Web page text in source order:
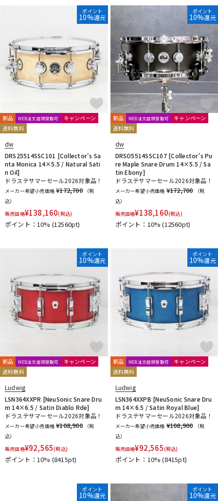
ポイント
10%還元
新品 WEB注文店頭受取可
キャンペーン
送料無料
dw
DRS25514SSC101 [Collector's Sa
nta Monica 14×5.5 / Natural Sati
n Oil]
ドラステサマーセール2026対象品！
メーカー希望小売価格 ¥172,700
（税
込）
販売価格¥138,160(税込)
ポイント：10% (12560pt)
ポイント
10%還元
新品 WEB注文店頭受取可
キャンペーン
送料無料
dw
DRSO5514SSC107 [Collector's Pu
re Maple Snare Drum 14×5.5 / Sa
tin Ebony]
ドラステサマーセール2026対象品！
メーカー希望小売価格 ¥172,700
（税
込）
販売価格¥138,160(税込)
ポイント：10%(12560pt)
ポイント
10%還元
新品 WEB注文店頭受取可
キャンペーン
送料無料
Ludwig
LSN364XXPR [NeuSonic Snare Dru
m 14×6.5 / Satin Diablo Rde]
ドラステサマーセール2026対象品！
メーカー希望小売価格 ¥108,900
（税
込）
販売価格¥92,565(税込)
ポイント：10% (8415pt)
ポイント
10%還元
新品 WEB注文店頭受取可
キャンペーン
送料無料
Ludwig
LSN364XXPB [NeuSonic Snare Dru
m 14×6.5 / Satin Royal Blue]
ドラステサマーセール2026対象品！
メーカー希望小売価格 ¥108,900
（税
込）
販売価格¥92,565(税込)
ポイント：10%(8415pt)
ポイント
10%還元
ポイント
10%還元